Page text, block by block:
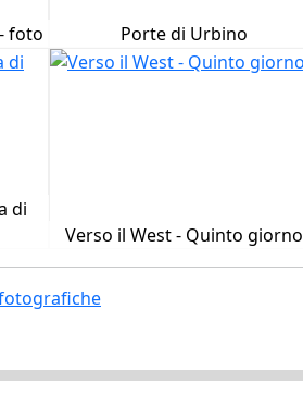
foto Porte di Urbino
di
Verso il West - Quinto giorno